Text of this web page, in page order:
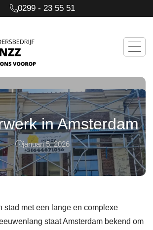
0299 - 23 55 51
in Amsterdam
januari 5, 2026
stad met een lange en complexe
staat Amsterdam bekend om